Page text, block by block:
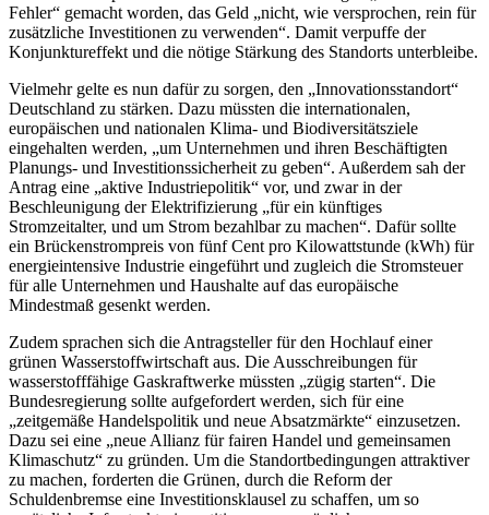
Fehler“ gemacht worden, das Geld „nicht, wie versprochen, rein für
zusätzliche Investitionen zu verwenden“. Damit verpuffe der
Konjunktureffekt und die nötige Stärkung des Standorts unterbleibe.
Vielmehr gelte es nun dafür zu sorgen, den „Innovationsstandort“
Deutschland zu stärken. Dazu müssten die internationalen,
europäischen und nationalen Klima- und Biodiversitätsziele
eingehalten werden, „um Unternehmen und ihren Beschäftigten
Planungs- und Investitionssicherheit zu geben“. Außerdem sah der
Antrag eine „aktive Industriepolitik“ vor, und zwar in der
Beschleunigung der Elektrifizierung „für ein künftiges
Stromzeitalter, und um Strom bezahlbar zu machen“. Dafür sollte
ein Brückenstrompreis von fünf Cent pro Kilowattstunde (kWh) für
energieintensive Industrie eingeführt und zugleich die Stromsteuer
für alle Unternehmen und Haushalte auf das europäische
Mindestmaß gesenkt werden.
Zudem sprachen sich die Antragsteller für den Hochlauf einer
grünen Wasserstoffwirtschaft aus. Die Ausschreibungen für
wasserstofffähige Gaskraftwerke müssten „zügig starten“. Die
Bundesregierung sollte aufgefordert werden, sich für eine
„zeitgemäße Handelspolitik und neue Absatzmärkte“ einzusetzen.
Dazu sei eine „neue Allianz für fairen Handel und gemeinsamen
Klimaschutz“ zu gründen. Um die Standortbedingungen attraktiver
zu machen, forderten die Grünen, durch die Reform der
Schuldenbremse eine Investitionsklausel zu schaffen, um so